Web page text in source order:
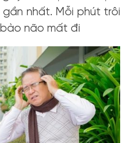
nhất. Mỗi phút trôi
não mất đi